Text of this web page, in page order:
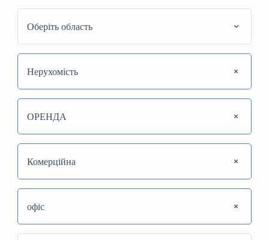
Оберіть область
Нерухомість
ОРЕНДА
Комерційна
офіс